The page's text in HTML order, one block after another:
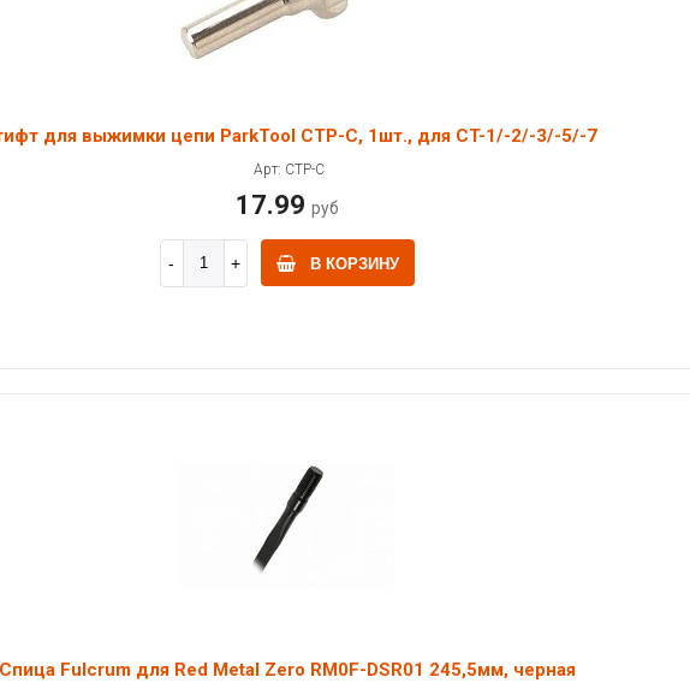
для выжимки цепи ParkTool CTP-C, 1шт., для CT-1/-2/-3/-5/-7
Арт: CTP-C
17.99 руб
В КОРЗИНУ
Спица Fulcrum для Red Metal Zero RM0F-DSR01 245,5мм, черная